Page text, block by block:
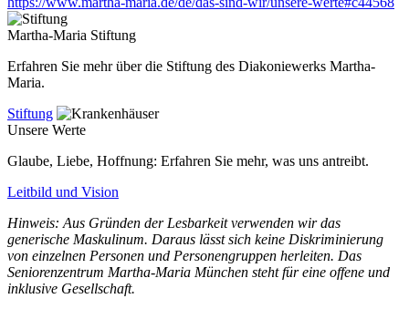
Martha-Maria Stiftung
Erfahren Sie mehr über die Stiftung des Diakoniewerks Martha-
Maria.
Stiftung
Unsere Werte
Glaube, Liebe, Hoffnung: Erfahren Sie mehr, was uns antreibt.
Leitbild und Vision
Hinweis: Aus Gründen der Lesbarkeit verwenden wir das
generische Maskulinum. Daraus lässt sich keine Diskriminierung
von einzelnen Personen und Personengruppen herleiten. Das
Seniorenzentrum Martha-Maria München steht für eine offene und
inklusive Gesellschaft.